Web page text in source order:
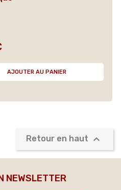
AJOUTER AU PANIER
Retour en haut 
NEWSLETTER